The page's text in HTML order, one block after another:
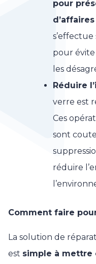
pour
d’affaires
pour évite
les
Réduire
verre est
Ces
sont
réduire
Comment faire
La solution de
est simple à